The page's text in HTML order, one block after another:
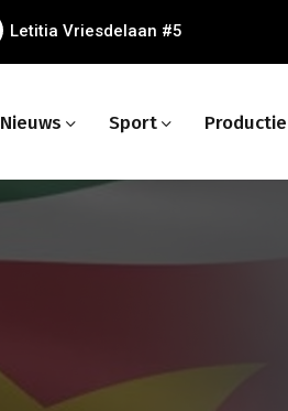
Letitia Vriesdelaan #5
Nieuws Sport Productie